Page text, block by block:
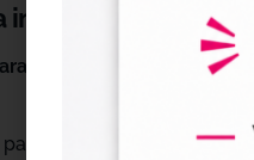
DTF textil
DTF
son ideales para
facilitar la